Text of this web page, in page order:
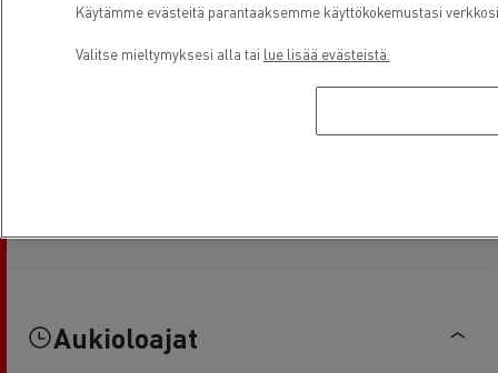
Aukioloajat
Käytämme evästeitä parantaaksemme käyttökokemustasi
Valitse mieltymyksesi alla tai lue lisää evästeistä.